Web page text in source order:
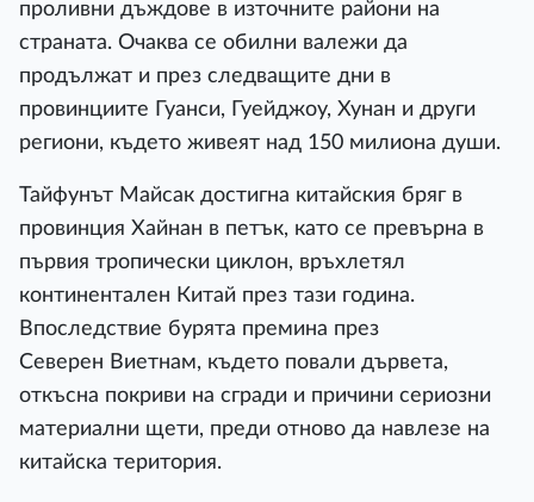
проливни дъждове в източните райони на
страната. Очаква се обилни валежи да
продължат и през следващите дни в
провинциите Гуанси, Гуейджоу, Хунан и други
региони, където живеят над 150 милиона души.
Тайфунът Майсак достигна китайския бряг в
провинция Хайнан в петък, като се превърна в
първия тропически циклон, връхлетял
континентален Китай през тази година.
Впоследствие бурята премина през
Северен Виетнам, където повали дървета,
откъсна покриви на сгради и причини сериозни
материални щети, преди отново да навлезе на
китайска територия.